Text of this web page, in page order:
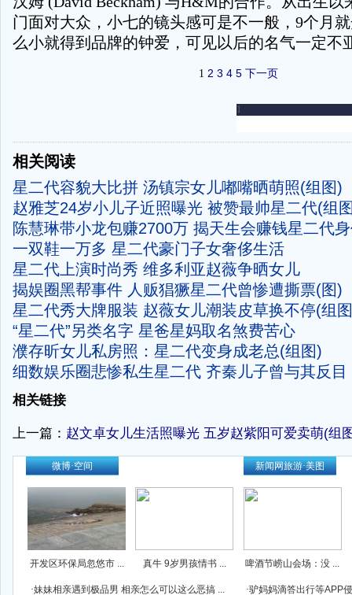
门面对大众，小七的镜头感可是不一般，9个月
么小就得到品牌的钟爱，可见以后的名气一定不
1 2 3 4 5 下一页
-
相关阅读
星二代容貌大比拼 汤镇宗女儿嘟嘴晒萌照(组图)
赵雅芝24岁小儿子近照曝光 被赞最帅星二代(组
陈慧琳带小龙包赚2700万 揭天生会赚钱星二代
一双鞋一万多 星二代豪门子女奢侈生活
星二代上演时尚秀 维多利亚赵薇争晒女儿
揭娱圈黑帮事件 人贩猖獗星二代曾惨遭撕票(图)
星二代秀大牌服装 赵薇女儿潮装皮草换不停(组
“星二代”另类名字 星爸星妈取名煞费苦心
濮存昕女儿私房照：星二代变身成老总(组图)
细数娱乐圈悲惨私生星二代 齐秦儿子曾与其反目
相关链接
上一篇： 赵文卓女儿生活照曝光 五岁赵紫阳可爱卖萌(组